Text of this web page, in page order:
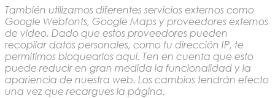
También utilizamos diferentes servicios externos como
Google Webfonts, Google Maps y proveedores externos
de video. Dado que estos proveedores pueden
recopilar datos personales, como tu dirección IP, te
permitimos bloquearlos aquí. Ten en cuenta que esto
puede reducir en gran medida la funcionalidad y la
apariencia de nuestra web. Los cambios tendrán efecto
una vez que recargues la página.